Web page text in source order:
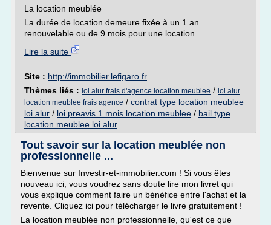
La location meublée
La durée de location demeure fixée à un 1 an
renouvelable ou de 9 mois pour une location...
Lire la suite
Site : http://immobilier.lefigaro.fr
Thèmes liés : loi alur frais d'agence location meublee / loi alur
location meublee frais agence / contrat type location meublee
loi alur / loi preavis 1 mois location meublee / bail type
location meublee loi alur
Tout savoir sur la location meublée non
professionnelle ...
Bienvenue sur Investir-et-immobilier.com ! Si vous êtes
nouveau ici, vous voudrez sans doute lire mon livret qui
vous explique comment faire un bénéfice entre l'achat et la
revente. Cliquez ici pour télécharger le livre gratuitement !
La location meublée non professionnelle, qu'est ce que